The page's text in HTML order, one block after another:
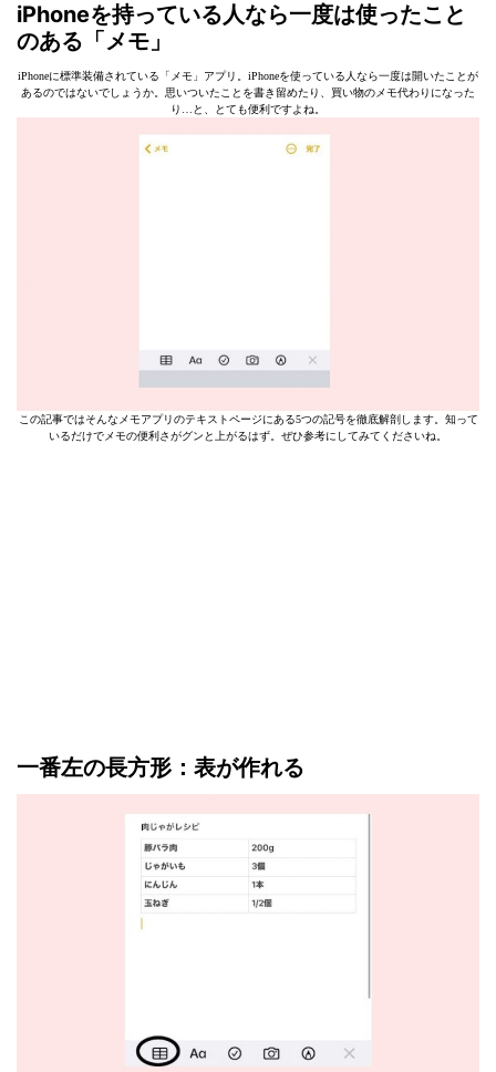
iPhoneを持っている人なら一度は使ったこと
のある「メモ」
iPhoneに標準装備されている「メモ」アプリ。iPhoneを使っている人なら一度は開いたことが
あるのではないでしょうか。思いついたことを書き留めたり、買い物のメモ代わりになった
り…と、とても便利ですよね。
この記事ではそんなメモアプリのテキストページにある5つの記号を徹底解剖します。知って
いるだけでメモの便利さがグンと上がるはず。ぜひ参考にしてみてくださいね。
一番左の長方形：表が作れる